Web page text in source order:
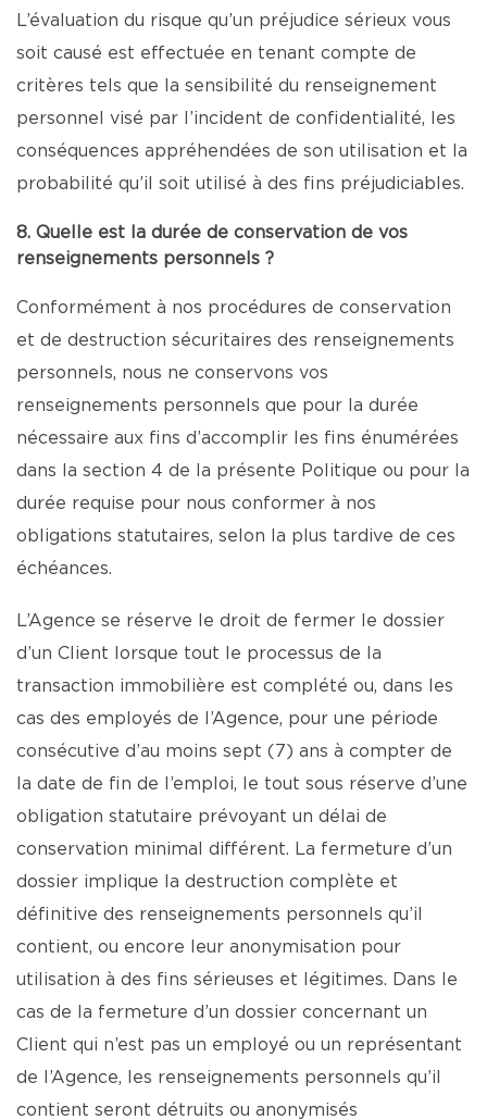
L’évaluation du risque qu’un préjudice sérieux vous
soit causé est effectuée en tenant compte de
critères tels que la sensibilité du renseignement
personnel visé par l’incident de confidentialité, les
conséquences appréhendées de son utilisation et la
probabilité qu’il soit utilisé à des fins préjudiciables.
8. Quelle est la durée de conservation de vos
renseignements personnels ?
Conformément à nos procédures de conservation
et de destruction sécuritaires des renseignements
personnels, nous ne conservons vos
renseignements personnels que pour la durée
nécessaire aux fins d’accomplir les fins énumérées
dans la section 4 de la présente Politique ou pour la
durée requise pour nous conformer à nos
obligations statutaires, selon la plus tardive de ces
échéances.
L’Agence se réserve le droit de fermer le dossier
d’un Client lorsque tout le processus de la
transaction immobilière est complété ou, dans les
cas des employés de l’Agence, pour une période
consécutive d’au moins sept (7) ans à compter de
la date de fin de l’emploi, le tout sous réserve d’une
obligation statutaire prévoyant un délai de
conservation minimal différent. La fermeture d’un
dossier implique la destruction complète et
définitive des renseignements personnels qu’il
contient, ou encore leur anonymisation pour
utilisation à des fins sérieuses et légitimes. Dans le
cas de la fermeture d’un dossier concernant un
Client qui n’est pas un employé ou un représentant
de l’Agence, les renseignements personnels qu’il
contient seront détruits ou anonymisés